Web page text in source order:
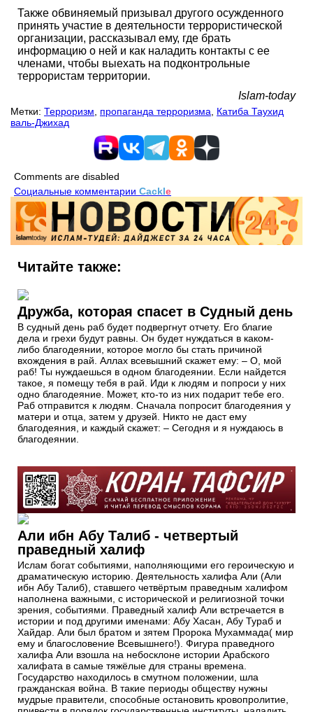
Также обвиняемый призывал другого осужденного
принять участие в деятельности террористической
организации, рассказывал ему, где брать
информацию о ней и как наладить контакты с ее
членами, чтобы выехать на подконтрольные
террористам территории.
Islam-today
Метки: Терроризм пропаганда терроризма
Катиба Таухид
валь-Джихад
Comments are disabled
Социальные комментарии Cackle
Читайте также:
Дружба, которая спасет в Судный день
В судный день раб будет подвергнут отчету. Его благие
дела и грехи будут равны. Он будет нуждаться в каком-
либо благодеянии, которое могло бы стать причиной
вхождения в рай. Аллах всевышний скажет ему: – О, мой
раб! Ты нуждаешься в одном благодеянии. Если найдется
такое, я помещу тебя в рай. Иди к людям и попроси у них
одно благодеяние. Может, кто-то из них подарит тебе его.
Раб отправится к людям. Сначала попросит благодеяния у
матери и отца, затем у друзей. Никто не даст ему
благодеяния, и каждый скажет: – Сегодня и я нуждаюсь в
благодеянии.
Али ибн Абу Талиб - четвертый
праведный халиф
Ислам богат событиями, наполняющими его героическую и
драматическую историю. Деятельность халифа Али (Али
ибн Абу Талиб), ставшего четвёртым праведным халифом
наполнена важными, с исторической и религиозной точки
зрения, событиями. Праведный халиф Али встречается в
истории и под другими именами: Абу Хасан, Абу Тураб и
Хайдар. Али был братом и зятем Пророка Мухаммада( мир
ему и благословение Всевышнего!). Фигура праведного
халифа Али взошла на небосклоне истории Арабского
халифата в самые тяжёлые для страны времена.
Государство находилось в смутном положении, шла
гражданская война. В такие периоды обществу нужны
мудрые правители, способные остановить кровопролитие,